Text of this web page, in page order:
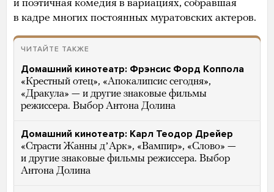
и поэтичная комедия в вариациях, собравшая
в кадре многих постоянных муратовских актеров.
ЧИТАЙТЕ ТАКЖЕ
Домашний кинотеатр: Фрэнсис Форд Коппола
«Крестный отец», «Апокалипсис сегодня»,
«Дракула» — и другие знаковые фильмы
режиссера. Выбор Антона Долина
Домашний кинотеатр: Карл Теодор Дрейер
«Страсти Жанны дʼАрк», «Вампир», «Слово» —
и другие знаковые фильмы режиссера. Выбор
Антона Долина